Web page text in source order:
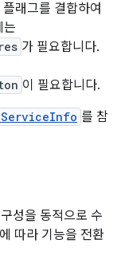
플래그를 결합하여
는
가 필요합니다.
이 필요합니다.
를 참
성을 동적으로 수
따라 기능을 전환